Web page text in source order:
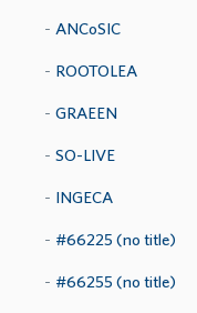
ANCoSIC
ROOTOLEA
GRAEEN
SO-LIVE
INGECA
#66225 (no title)
#66255 (no title)